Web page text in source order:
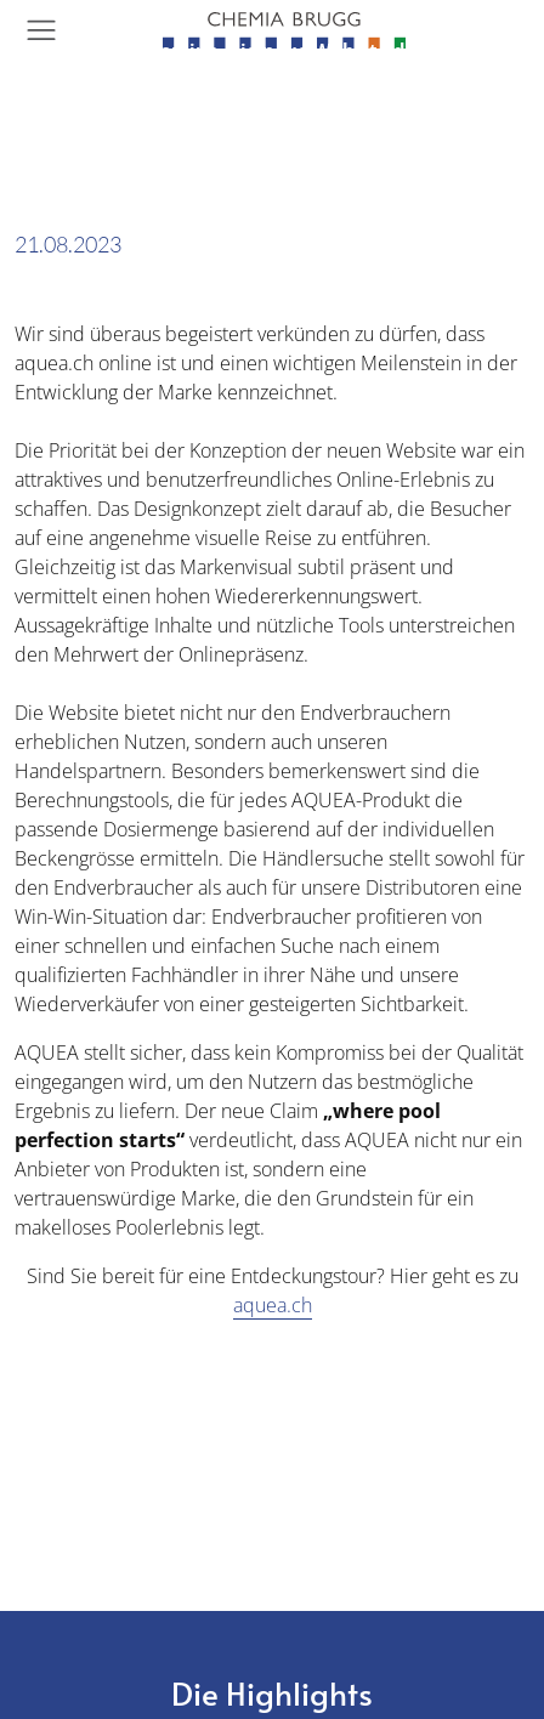
Links
Navigation
Kopfbereich
Logo
Menu Say hello to aquea.ch
Nun ist sie online, die neue Website der
21.08.2023
Wir sind überaus begeistert verkünden zu dürfen, dass
aquea.ch online ist und einen wichtigen Meilenstein in der
Entwicklung der Marke kennzeichnet.
Die Priorität bei der Konzeption der neuen Website war ein
attraktives und benutzerfreundliches Online-Erlebnis zu
schaffen. Das Designkonzept zielt darauf ab, die Besucher
auf eine angenehme visuelle Reise zu entführen.
Gleichzeitig ist das Markenvisual subtil präsent und
vermittelt einen hohen Wiedererkennungswert.
Aussagekräftige Inhalte und nützliche Tools unterstreichen
den Mehrwert der Onlinepräsenz.
Die Website bietet nicht nur den Endverbrauchern
erheblichen Nutzen, sondern auch unseren
Handelspartnern. Besonders bemerkenswert sind die
Berechnungstools, die für jedes AQUEA-Produkt die
passende Dosiermenge basierend auf der individuellen
Beckengrösse ermitteln. Die Händlersuche stellt sowohl für
den Endverbraucher als auch für unsere Distributoren eine
Win-Win-Situation dar: Endverbraucher profitieren von
einer schnellen und einfachen Suche nach einem
qualifizierten Fachhändler in ihrer Nähe und unsere
Wiederverkäufer von einer gesteigerten Sichtbarkeit.
AQUEA stellt sicher, dass kein Kompromiss bei der Qualität
eingegangen wird, um den Nutzern das bestmögliche
Ergebnis zu liefern. Der neue Claim „where pool
perfection starts“verdeutlicht, dass AQUEA nicht nur ein
Anbieter von Produkten ist, sondern eine
vertrauenswürdige Marke, die den Grundstein für ein
makelloses Poolerlebnis legt.
Sind Sie bereit für eine Entdeckungstour? Hier geht es zu
aquea.ch
Die Highlights